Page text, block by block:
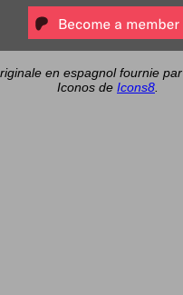
en espagnol fournie par
Iconos de Icons8